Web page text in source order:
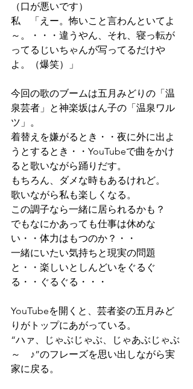
（口が悪いです）
私　「えー。怖いこと言わんといてよ
～。・・・違うやん、それ、寝っ転が
ってるじいちゃんが写ってるだけや
よ。（爆笑）」
今回の歌のブームは五月みどりの「温
泉芸者」と神楽坂はん子の「温泉ワル
ツ」。
着替えを嫌がるとき・・夜に外に出よ
うとするとき・・YouTubeで曲をかけ
ると歌いながら踊りだす。
もちろん、ダメな時もあるけれど。
歌いながら私も楽しくなる。
この調子なら一緒に居られるかも？
でもなにかあっても仕事は休めな
い・・体力はもつのか？・・
一緒にいたい気持ちと現実の問題
と・・楽しいとしんどいをぐるぐ
る・・ぐるぐる・・・
YouTubeを開くと、芸者姿の五月みど
りがトップにあがっている。
“ハァ、じゃぶじゃぶ、じゃあぶじゃぶ
～　♪”のフレーズを思い出しながら実
家に戻る。